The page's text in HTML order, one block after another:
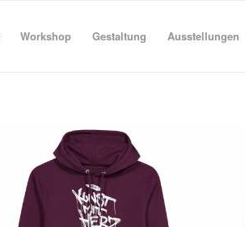
Workshop Gestaltung Ausstellungen